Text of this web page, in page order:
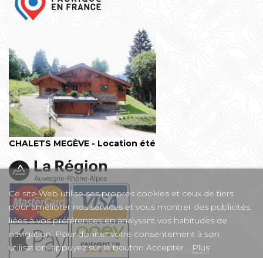
CHALETS MEGÈVE - Location été
Ce site Web utilise ses propres cookies et ceux de tiers
pour améliorer nos services et vous montrer des publicités
liées à vos préférences en analysant vos habitudes de
navigation. Pour donner votre consentement à son
utilisation, appuyez sur le bouton Accepter.
Plus